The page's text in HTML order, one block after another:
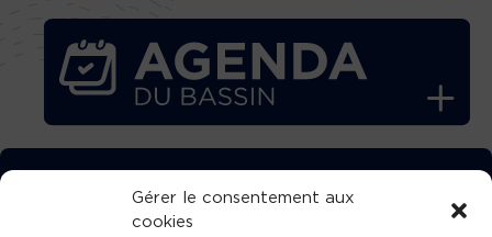
Gérer le consentement aux
cookies
TÉLÉCHARGEZ GRATUITEMENT